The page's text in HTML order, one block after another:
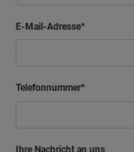
E-Mail-Adresse
Telefonnummer
Ihre Nachricht an uns